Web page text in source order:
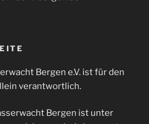
Bergen e.V. ist für den
verantwortlich.
Bergen ist unter